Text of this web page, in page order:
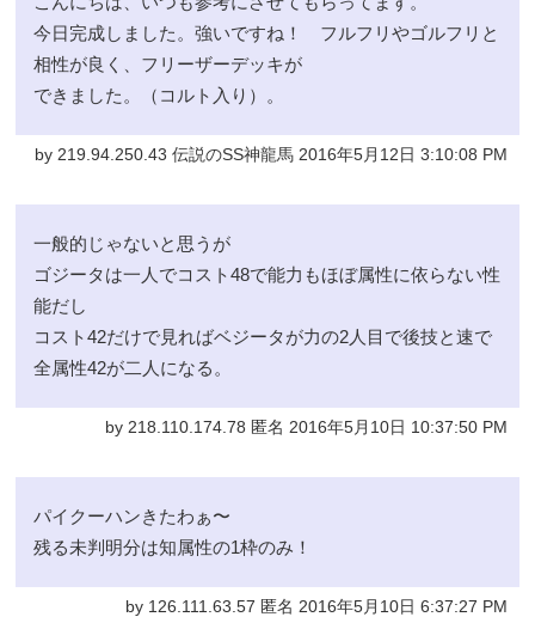
今日完成しました。強いですね！ フルフリやゴルフリと
相性が良く、フリーザーデッキが
できました。（コルト入り）。
by 219.94.250.43 伝説のSS神龍馬 2016年5月12日 3:10:08 PM
一般的じゃないと思うが
ゴジータは一人でコスト48で能力もほぼ属性に依らない性
能だし
コスト42だけで見ればベジータが力の2人目で後技と速で
全属性42が二人になる。
by 218.110.174.78 匿名 2016年5月10日 10:37:50 PM
パイクーハンきたわぁ〜
残る未判明分は知属性の1枠のみ！
by 126.111.63.57 匿名 2016年5月10日 6:37:27 PM